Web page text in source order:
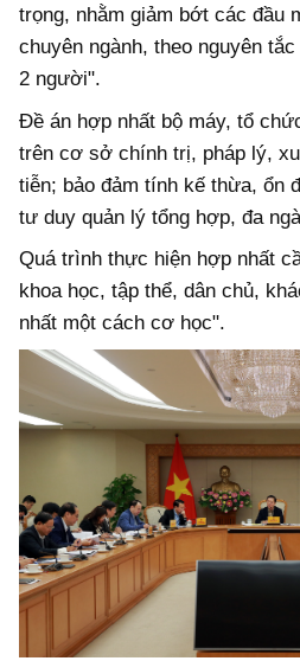
trọng, nhằm giảm bớt các đầu
chuyên ngành, theo nguyên
2 người".
Đề án hợp nhất bộ máy, tổ
trên cơ sở chính trị, pháp lý,
tiễn; bảo đảm tính kế thừa, ổn
tư duy quản lý tổng hợp, đa
Quá trình thực hiện hợp nhất
khoa học, tập thể, dân chủ,
nhất một cách cơ học".